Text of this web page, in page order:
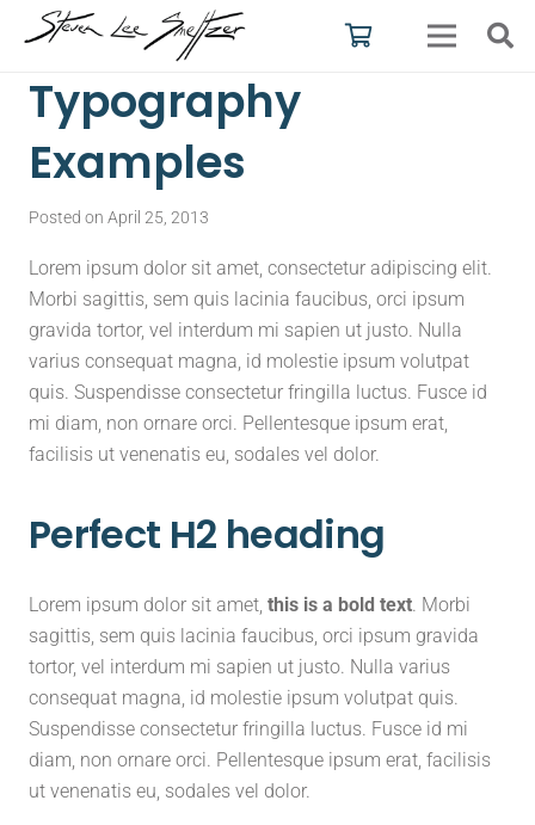
Typography
Examples
Posted on April 25, 2013
Lorem ipsum dolor sit amet, consectetur adipiscing elit.
Morbi sagittis, sem quis lacinia faucibus, orci ipsum
gravida tortor, vel interdum mi sapien ut justo. Nulla
varius consequat magna, id molestie ipsum volutpat
quis. Suspendisse consectetur fringilla luctus. Fusce id
mi diam, non ornare orci. Pellentesque ipsum erat,
facilisis ut venenatis eu, sodales vel dolor.
Perfect H2 heading
Lorem ipsum dolor sit amet, this is a bold text. Morbi
sagittis, sem quis lacinia faucibus, orci ipsum gravida
tortor, vel interdum mi sapien ut justo. Nulla varius
consequat magna, id molestie ipsum volutpat quis.
Suspendisse consectetur fringilla luctus. Fusce id mi
diam, non ornare orci. Pellentesque ipsum erat, facilisis
ut venenatis eu, sodales vel dolor.